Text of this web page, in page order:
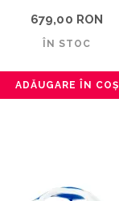
679,00 RON
ÎN STOC
ADĂUGARE ÎN COȘ